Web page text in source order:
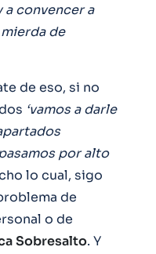
a convencer a
de
de eso, si no
‘vamos a darle
por alto
lo cual, sigo
de
o de
Sobresalto. Y